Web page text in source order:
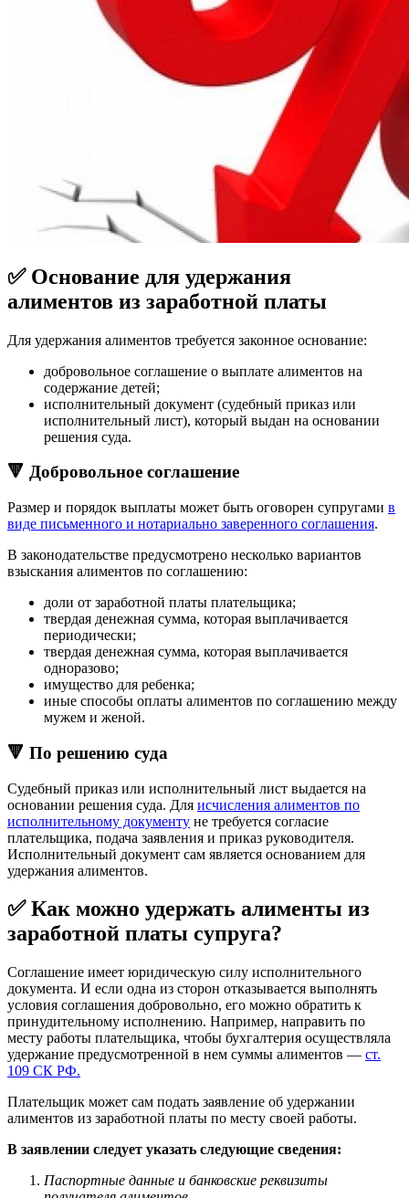
✅ Основание для удержания
алиментов из заработной платы
Для удержания алиментов требуется законное основание:
добровольное соглашение о выплате алиментов на
содержание детей;
исполнительный документ (судебный приказ или
исполнительный лист), который выдан на основании
решения суда.
🔻 Добровольное соглашение
Размер и порядок выплаты может быть оговорен супругами в
виде письменного и нотариально заверенного соглашения.
В законодательстве предусмотрено несколько вариантов
взыскания алиментов по соглашению:
доли от заработной платы плательщика;
твердая денежная сумма, которая выплачивается
периодически;
твердая денежная сумма, которая выплачивается
одноразово;
имущество для ребенка;
иные способы оплаты алиментов по соглашению между
мужем и женой.
🔻 По решению суда
Судебный приказ или исполнительный лист выдается на
основании решения суда. Для исчисления алиментов по
исполнительному документу не требуется согласие
плательщика, подача заявления и приказ руководителя.
Исполнительный документ сам является основанием для
удержания алиментов.
✅ Как можно удержать алименты из
заработной платы супруга?
Соглашение имеет юридическую силу исполнительного
документа. И если одна из сторон отказывается выполнять
условия соглашения добровольно, его можно обратить к
принудительному исполнению. Например, направить по
месту работы плательщика, чтобы бухгалтерия осуществляла
удержание предусмотренной в нем суммы алиментов — ст.
109 СК РФ.
Плательщик может сам подать заявление об удержании
алиментов из заработной платы по месту своей работы.
В заявлении следует указать следующие сведения:
Паспортные данные и банковские реквизиты